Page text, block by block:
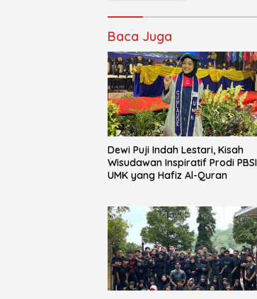
Baca Juga
Dewi Puji Indah Lestari, Kisah
Wisudawan Inspiratif Prodi PBSI
UMK yang Hafiz Al-Quran